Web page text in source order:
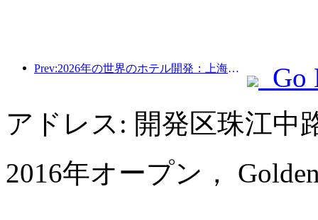
Prev:2026年の世界のホテル開発：上海が新規客室増設で首位
Go
アドレス: 開発区珠江中
2016年オープン，